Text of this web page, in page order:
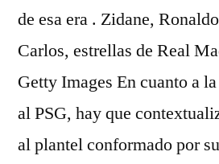
de esa era . Zidane,
Carlos, estrellas de Real
Getty Images En cuanto a
al PSG, hay que
al plantel conformado por